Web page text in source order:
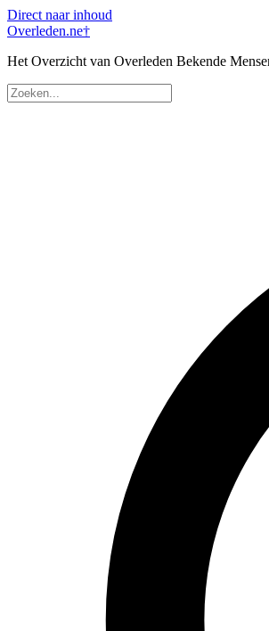
Direct naar inhoud
Overleden.ne†
Het Overzicht van Overleden Bekende